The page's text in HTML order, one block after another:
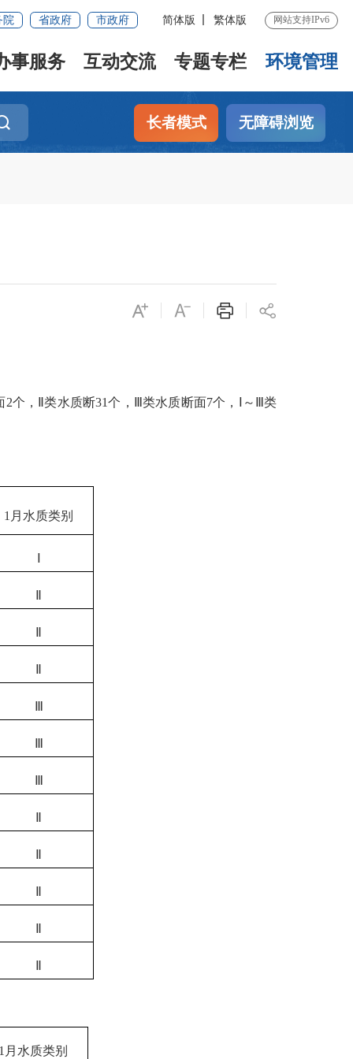
院 省政府 市政府 简体版 繁体版 网站支持IPv6
事服务 互动交流 专题专栏 环境管理
长者模式 无障碍浏览
2个， Ⅱ类水质断31个， Ⅲ类水质断面7个，
Ⅰ～Ⅲ类
1月水质类别
1 月水质类别